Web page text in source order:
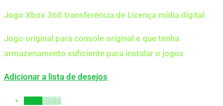
Jogo Xbox 360 transferência de Licença mídia digital
Jogo original para console original e que tenha
armazenamento suficiente para instalar o jogos
Adicionar a lista de desejos
Descrição